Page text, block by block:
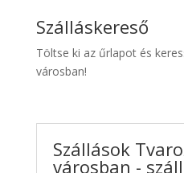
Kiwi
Taxi
Szálláskereső
Töltse ki az űrlapot és
városban!
Szállások
városban -